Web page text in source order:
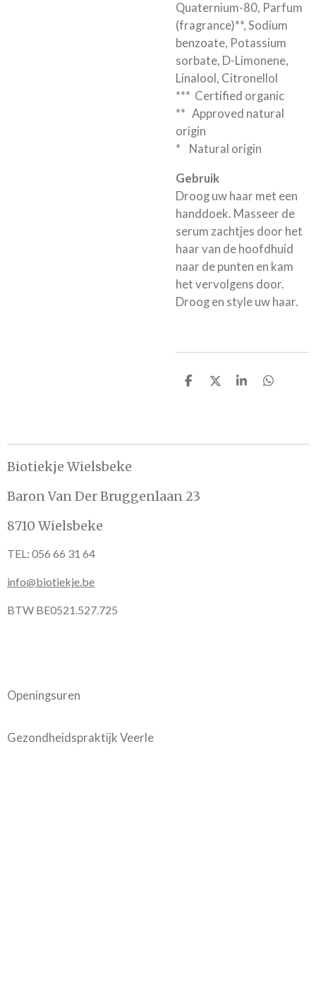
Quaternium-80, Parfum
(fragrance)**, Sodium
benzoate, Potassium
sorbate, D-Limonene,
Linalool, Citronellol
*** Certified organic
** Approved natural
origin
* Natural origin
Gebruik
Droog uw haar met een
handdoek. Masseer de
serum zachtjes door het
haar van de hoofdhuid
naar de punten en kam
het vervolgens door.
Droog en style uw haar.
D
D
S
D
Biotiekje Wielsbeke
Baron Van Der Bruggenlaan 23
8710 Wielsbeke
TEL: 056 66 31 64
info@biotiekje.be
BTW BE0521.527.725
Openingsuren
Gezondheidspraktijk Veerle